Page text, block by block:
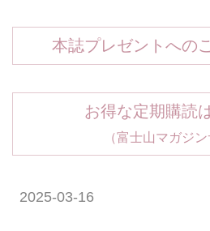
本誌プレゼントへの
お得な定期購読
（富士山マガジン
2025-03-16